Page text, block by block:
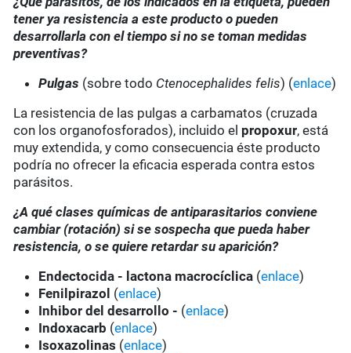
tener ya resistencia a este producto o pueden
desarrollarla con el tiempo si no se toman medidas
preventivas?
Pulgas (sobre todo Ctenocephalides felis) (enlace)
La resistencia de las pulgas a carbamatos (cruzada
con los organofosforados), incluido el propoxur, está
muy extendida, y como consecuencia éste producto
podría no ofrecer la eficacia esperada contra estos
parásitos.
¿A qué clases químicas de antiparasitarios conviene
cambiar (rotación) si se sospecha que pueda haber
resistencia, o se quiere retardar su aparición?
Endectocida - lactona macrocíclica (enlace)
Fenilpirazol (enlace)
Inhibor del desarrollo - (enlace)
Indoxacarb (enlace)
Isoxazolinas (enlace)